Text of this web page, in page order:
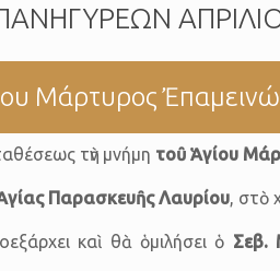
Μάρτυρος
τὴν μνήμη τοῦ Ἁγίου
Παρασκευῆς Λαυρίου, στὸ
καὶ θὰ ὁμιλήσει ὁ Σεβ.